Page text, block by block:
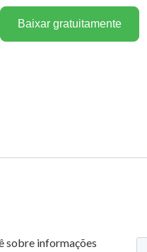
Baixar gratuitamente
sobre informações